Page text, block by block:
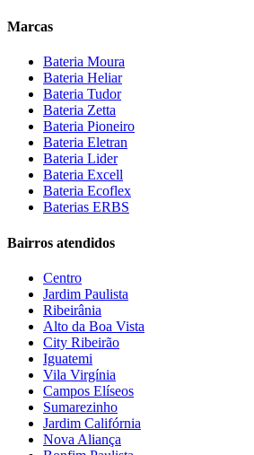
Marcas
Bateria Moura
Bateria Heliar
Bateria Tudor
Bateria Zetta
Bateria Pioneiro
Bateria Eletran
Bateria Lider
Bateria Excell
Bateria Ecoflex
Baterias ERBS
Bairros atendidos
Centro
Jardim Paulista
Ribeirânia
Alto da Boa Vista
City Ribeirão
Iguatemi
Vila Virgínia
Campos Elíseos
Sumarezinho
Jardim Califórnia
Nova Aliança